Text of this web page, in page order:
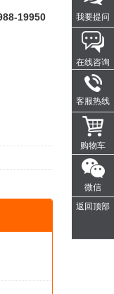
19950
我要提问
在线咨询
客服热线
购物车
微信
返回顶部